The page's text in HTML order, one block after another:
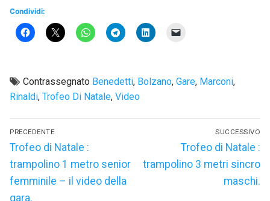
Condividi:
Contrassegnato Benedetti, Bolzano, Gare, Marconi,
Rinaldi, Trofeo Di Natale, Video
Navigazione
articoli
PRECEDENTE
Articolo
precedente:
Trofeo di Natale :
trampolino 1 metro senior
femminile – il video della
gara.
SUCCESSIVO
Articolo
successivo:
Trofeo di Natale :
trampolino 3 metri sincro
maschi.